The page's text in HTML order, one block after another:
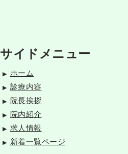
サイドメニュー
ホーム
診療内容
院長挨拶
院内紹介
求人情報
新着一覧ページ